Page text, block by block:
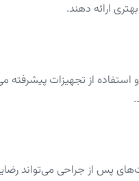
ارائه دهند.
استفاده از تجهیزات
پس از جراحی می‌تواند